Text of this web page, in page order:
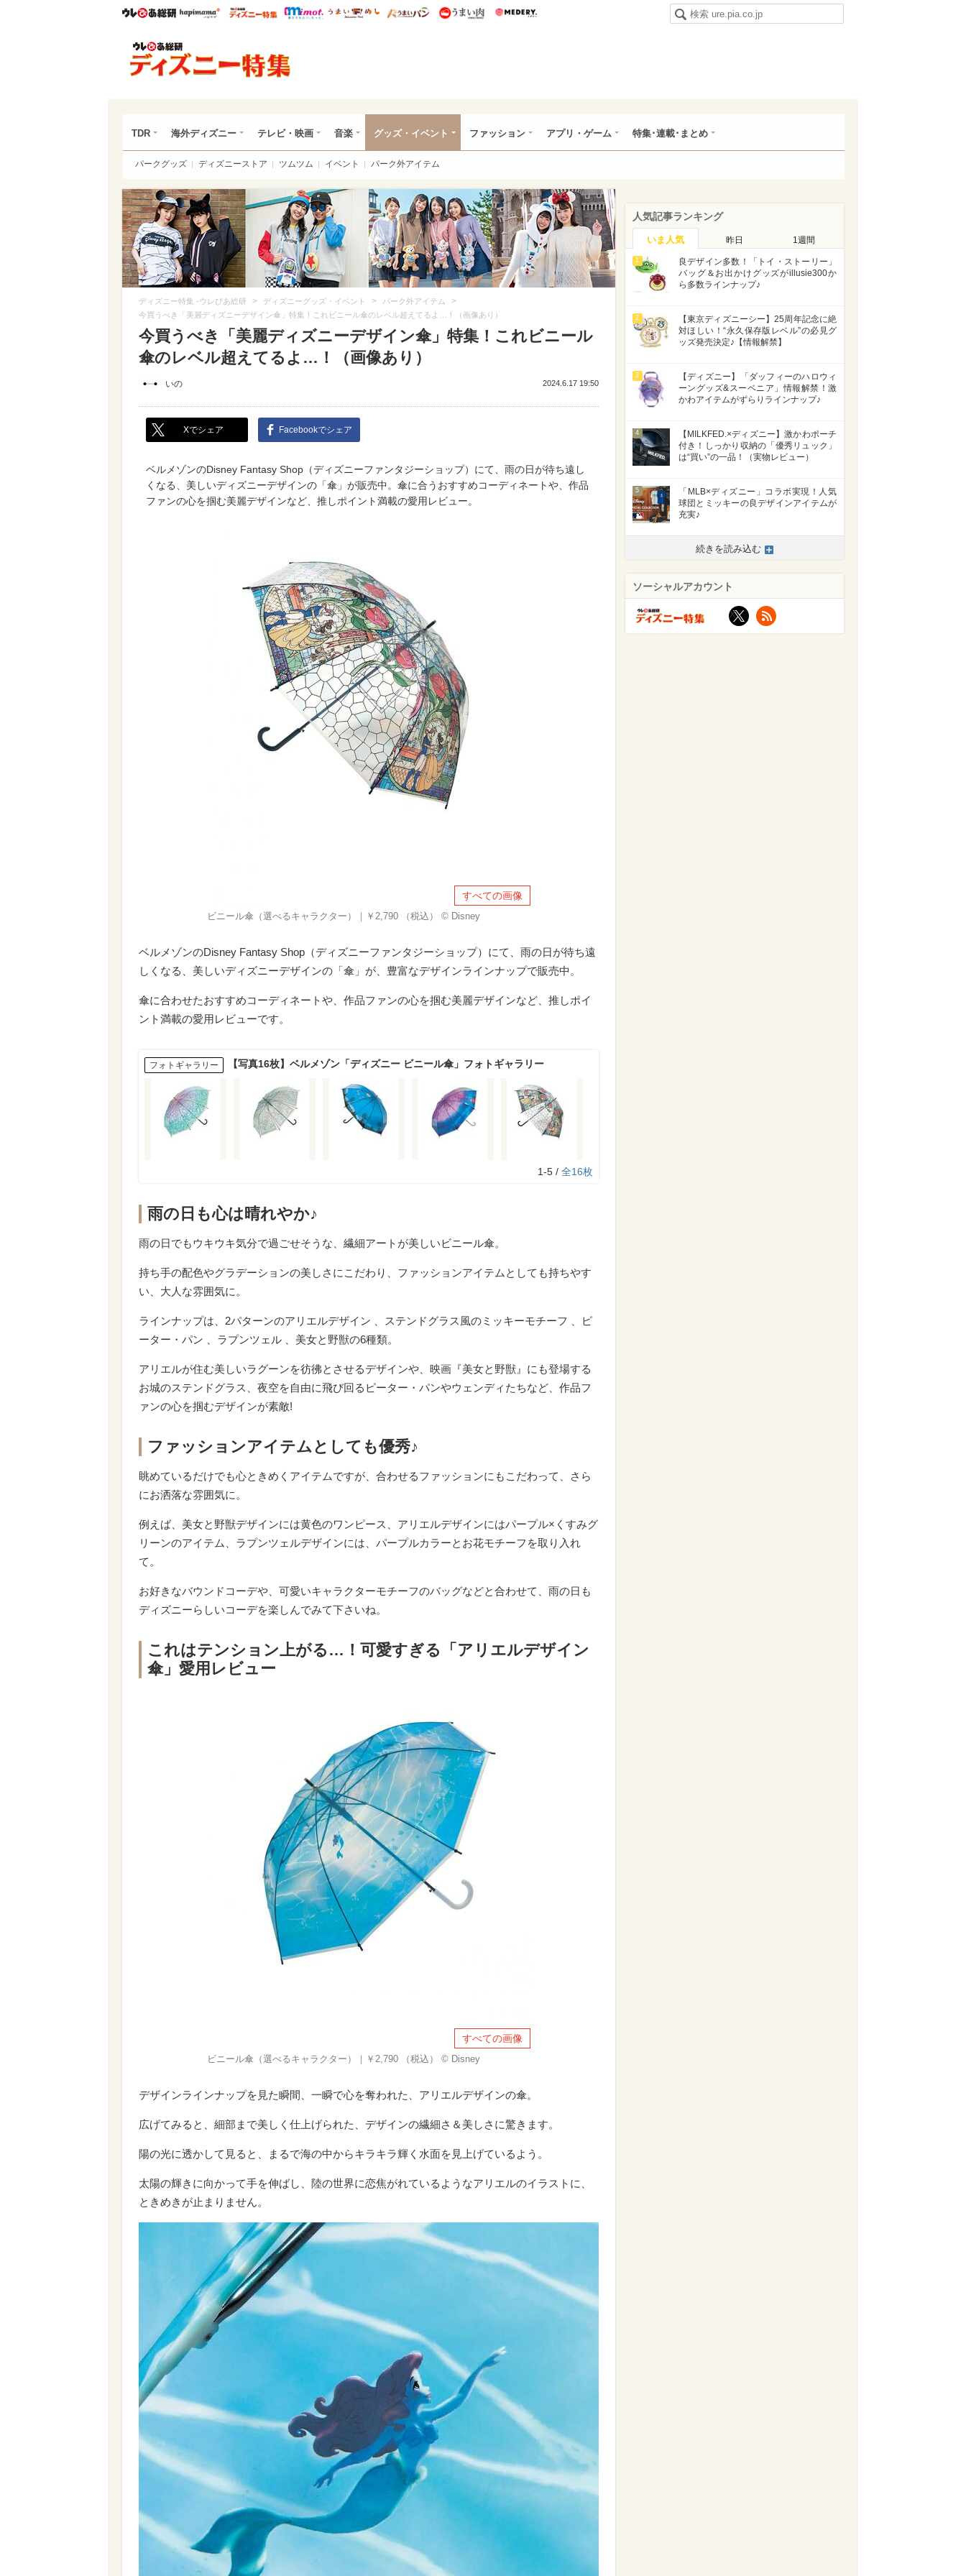
ウレぴあ総研ハピママ* ウレぴあ総研 ディズニー特集
mimot. うまいめし うまいパン うまい肉
TDR 海外ディズニー テレビ・映画 音楽 グッズ・イベント ファッション アプリ・ゲーム 特集･連載･まとめ
パークグッズ ディズニーストア ツムツム イベント パーク外アイテム
ディズニー特集 -ウレぴあ総研 > ディズニーグッズ・イベント > パーク外アイテム >
今買うべき「美麗ディズニーデザイン傘」特集！これビニール傘のレベル超えてるよ…！（画像あり）
今買うべき「美麗ディズニーデザイン傘」特集！これビニール
傘のレベル超えてるよ…！（画像あり）
いの 2024.6.17 19:50
Xでシェア Facebookでシェア
ベルメゾンのDisney Fantasy Shop（ディズニーファンタジーショップ）にて、雨の日が待ち遠し
くなる、美しいディズニーデザインの「傘」が販売中。傘に合うおすすめコーディネートや、作品
ファンの心を掴む美麗デザインなど、推しポイント満載の愛用レビュー。
すべての画像
ビニール傘（選べるキャラクター）｜￥2,790 （税込） © Disney
ベルメゾンのDisney Fantasy Shop（ディズニーファンタジーショップ）にて、雨の日が待ち遠
しくなる、美しいディズニーデザインの「傘」が、豊富なデザインラインナップで販売中。
傘に合わせたおすすめコーディネートや、作品ファンの心を掴む美麗デザインなど、推しポイ
ント満載の愛用レビューです。
フォトギャラリー 【写真16枚】ベルメゾン「ディズニー ビニール傘」フォトギャラリー
1-5 / 全16枚
雨の日も心は晴れやか♪
雨の日でもウキウキ気分で過ごせそうな、繊細アートが美しいビニール傘。
持ち手の配色やグラデーションの美しさにこだわり、ファッションアイテムとしても持ちやす
い、大人な雰囲気に。
ラインナップは、2パターンのアリエルデザイン 、ステンドグラス風のミッキーモチーフ 、ピ
ーター・パン 、ラプンツェル 、美女と野獣の6種類。
アリエルが住む美しいラグーンを彷彿とさせるデザインや、映画『美女と野獣』にも登場する
お城のステンドグラス、夜空を自由に飛び回るピーター・パンやウェンディたちなど、作品フ
ァンの心を掴むデザインが素敵!
ファッションアイテムとしても優秀♪
眺めているだけでも心ときめくアイテムですが、合わせるファッションにもこだわって、さら
にお洒落な雰囲気に。
例えば、美女と野獣デザインには黄色のワンピース、アリエルデザインにはパープル×くすみグ
リーンのアイテム、ラプンツェルデザインには、パープルカラーとお花モチーフを取り入れ
て。
お好きなバウンドコーデや、可愛いキャラクターモチーフのバッグなどと合わせて、雨の日も
ディズニーらしいコーデを楽しんでみて下さいね。
これはテンション上がる…！可愛すぎる「アリエルデザイン
傘」愛用レビュー
すべての画像
ビニール傘（選べるキャラクター）｜￥2,790 （税込） © Disney
デザインラインナップを見た瞬間、一瞬で心を奪われた、アリエルデザインの傘。
広げてみると、細部まで美しく仕上げられた、デザインの繊細さ＆美しさに驚きます。
陽の光に透かして見ると、まるで海の中からキラキラ輝く水面を見上げているよう。
太陽の輝きに向かって手を伸ばし、陸の世界に恋焦がれているようなアリエルのイラストに、
ときめきが止まりません。
人気記事ランキング
いま人気 昨日 1週間
1
良デザイン多数！「トイ・ストーリー」
バッグ＆お出かけグッズがillusie300か
ら多数ラインナップ♪
2
【東京ディズニーシー】25周年記念に絶
対ほしい！“永久保存版レベル”の必見グ
ッズ発売決定♪【情報解禁】
3
【ディズニー】「ダッフィーのハロウィ
ーングッズ&スーベニア」情報解禁！激
かわアイテムがずらりラインナップ♪
4
【MILKFED.×ディズニー】激かわポーチ
付き！しっかり収納の「優秀リュック」
は“買い”の一品！（実物レビュー）
5
「MLB×ディズニー」コラボ実現！人気
球団とミッキーの良デザインアイテムが
充実♪
続きを読み込む
ソーシャルアカウント
X